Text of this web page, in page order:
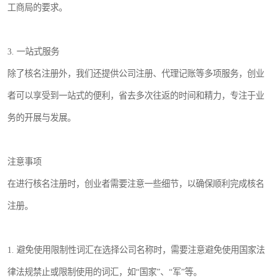
工商局的要求。
3. 一站式服务
除了核名注册外，我们还提供公司注册、代理记账等多项服务，创业
者可以享受到一站式的便利，省去多次往返的时间和精力，专注于业
务的开展与发展。
注意事项
在进行核名注册时，创业者需要注意一些细节，以确保顺利完成核名
注册。
1. 避免使用限制性词汇在选择公司名称时，需要注意避免使用国家法
律法规禁止或限制使用的词汇，如“国家”、“军”等。